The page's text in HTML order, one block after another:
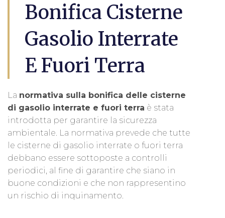
Bonifica Cisterne
Gasolio Interrate
E Fuori Terra
La normativa sulla bonifica delle cisterne
di gasolio interrate e fuori terra è stata
introdotta per garantire la sicurezza
ambientale. La normativa prevede che tutte
le cisterne di gasolio interrate o fuori terra
debbano essere sottoposte a controlli
periodici, al fine di garantire che siano in
buone condizioni e che non rappresentino
un rischio di inquinamento.